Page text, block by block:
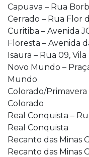
Capuava – Rua
Cerrado – Rua Flor
Curitiba – Avenida
Floresta – Avenida
Isaura – Rua 09, Vila
Novo Mundo –
Mundo
Colorado/
Colorado
Real Conquista –
Real Conquista
Recanto das Minas
Recanto das Minas